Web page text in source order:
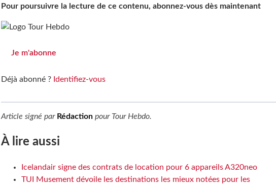
Pour poursuivre la lecture de ce contenu, abonnez-vous dès maintenant
Je m'abonne
Déjà abonné ? Identifiez-vous
Article signé par Rédactionpour Tour Hebdo.
À lire aussi
Icelandair signe des contrats de location pour 6 appareils A320neo
TUI Musement dévoile les destinations les mieux notées pour les